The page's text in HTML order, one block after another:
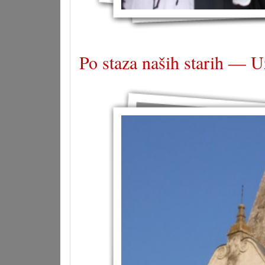
Po staza naših starih —